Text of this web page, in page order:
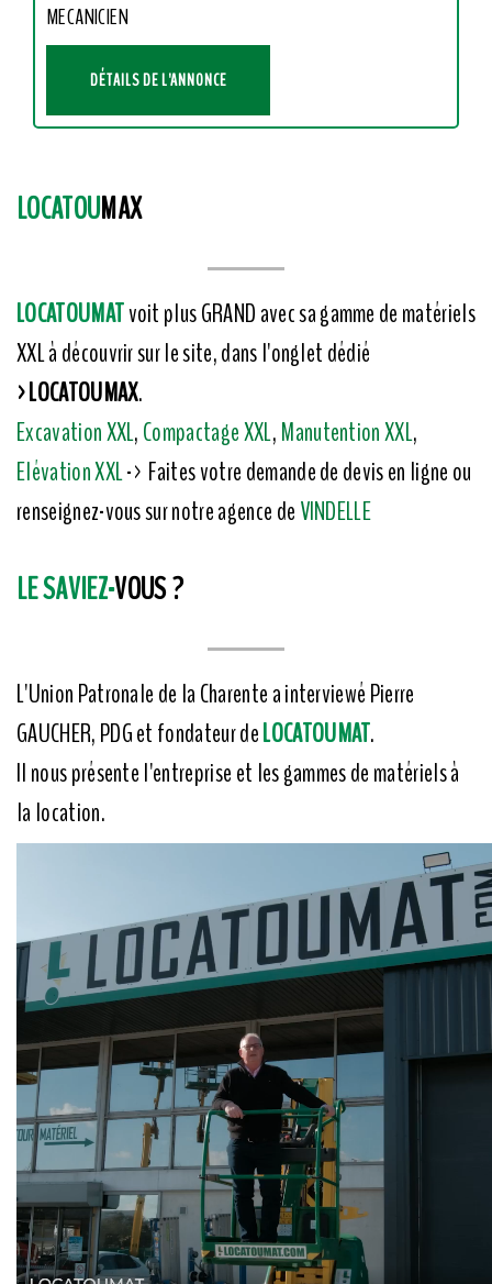
MECANICIEN
DÉTAILS DE L'ANNONCE
LOCATOUMAX
LOCATOUMATvoit plus GRAND avec sa gamme de matériels
XXL à découvrir sur le site, dans l'onglet dédié
>LOCATOUMAX.
Excavation XXL,Compactage XXL,Manutention XXL,
Elévation XXL-> Faites votre demande de devis en ligne ou
renseignez-vous sur notre agence deVINDELLE
LE SAVIEZ-VOUS ?
L'Union Patronale de la Charente a interviewé Pierre
GAUCHER, PDG et fondateur deLOCATOUMAT.
Il nous présente l'entreprise et les gammes de matériels à
la location.